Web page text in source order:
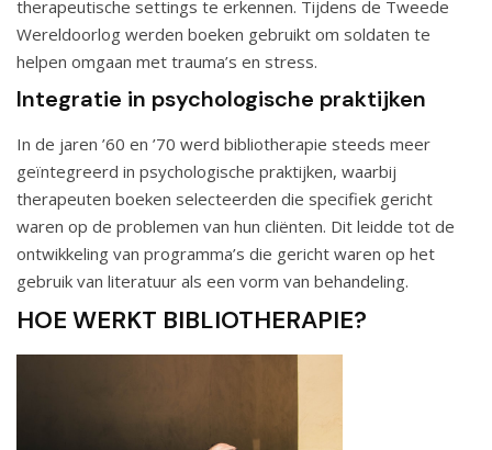
therapeutische settings te erkennen. Tijdens de Tweede
Wereldoorlog werden boeken gebruikt om soldaten te
helpen omgaan met trauma’s en stress.
Integratie in psychologische praktijken
In de jaren ’60 en ’70 werd bibliotherapie steeds meer
geïntegreerd in psychologische praktijken, waarbij
therapeuten boeken selecteerden die specifiek gericht
waren op de problemen van hun cliënten. Dit leidde tot de
ontwikkeling van programma’s die gericht waren op het
gebruik van literatuur als een vorm van behandeling.
HOE WERKT BIBLIOTHERAPIE?